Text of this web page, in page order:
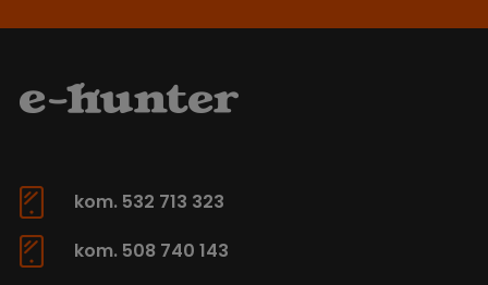
kom. 532 713 323
kom. 508 740 143